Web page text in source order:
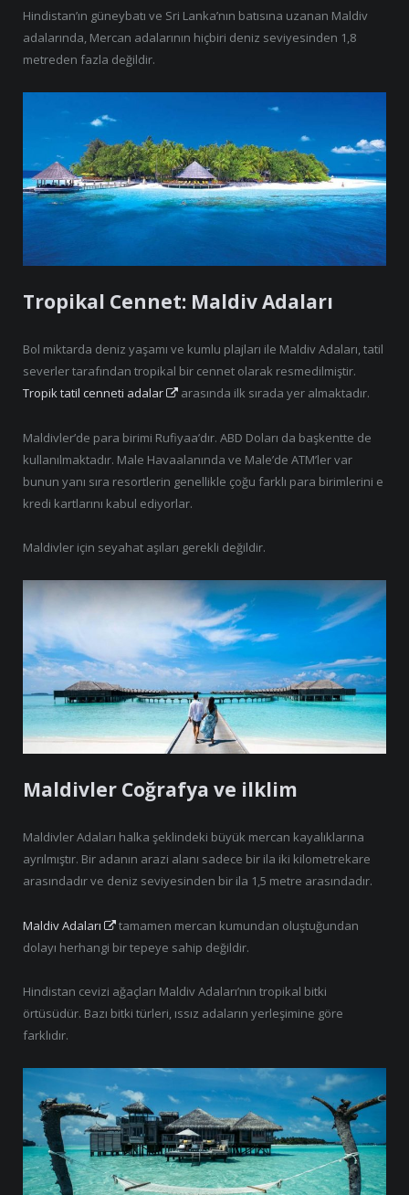
Hindistan’ın güneybatı ve Sri Lanka’nın batısına uzanan Maldiv
adalarında, Mercan adalarının hiçbiri deniz seviyesinden 1,8
metreden fazla değildir.
Tropikal Cennet: Maldiv Adaları
Bol miktarda deniz yaşamı ve kumlu plajları ile Maldiv Adaları, tatil
severler tarafından tropikal bir cennet olarak resmedilmiştir.
Tropik tatil cenneti adalar
arasında ilk sırada yer almaktadır.
Maldivler’de para birimi Rufiyaa’dır. ABD Doları da başkentte de
kullanılmaktadır. Male Havaalanında ve Male’de ATM’ler var
bunun yanı sıra resortlerin genellikle çoğu farklı para birimlerini e
kredi kartlarını kabul ediyorlar.
Maldivler için seyahat aşıları gerekli değildir.
Maldivler Coğrafya ve ilklim
Maldivler Adaları halka şeklindeki büyük mercan kayalıklarına
ayrılmıştır. Bir adanın arazi alanı sadece bir ila iki kilometrekare
arasındadır ve deniz seviyesinden bir ila 1,5 metre arasındadır.
Maldiv Adaları
tamamen mercan kumundan oluştuğundan
dolayı herhangi bir tepeye sahip değildir.
Hindistan cevizi ağaçları Maldiv Adaları’nın tropikal bitki
örtüsüdür. Bazı bitki türleri, ıssız adaların yerleşimine göre
farklıdır.